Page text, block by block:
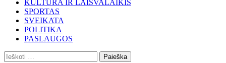
KULTŪRA IR LAISVALAIKIS
SPORTAS
SVEIKATA
POLITIKA
PASLAUGOS
Ieškoti: